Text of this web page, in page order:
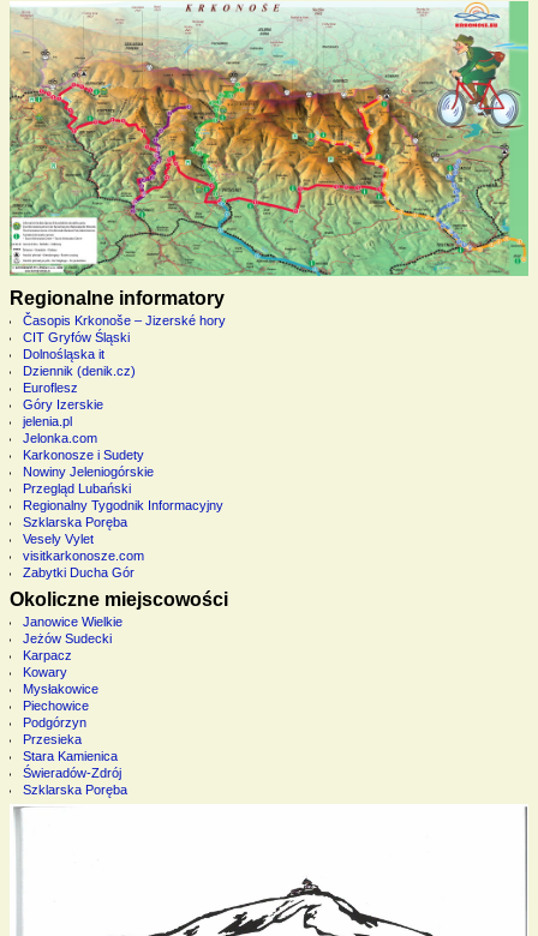
Regionalne informatory
Časopis Krkonoše – Jizerské hory
CIT Gryfów Śląski
Dolnośląska it
Dziennik (denik.cz)
Euroflesz
Góry Izerskie
jelenia.pl
Jelonka.com
Karkonosze i Sudety
Nowiny Jeleniogórskie
Przegląd Lubański
Regionalny Tygodnik Informacyjny
Szklarska Poręba
Vesely Vylet
visitkarkonosze.com
Zabytki Ducha Gór
Okoliczne miejscowości
Janowice Wielkie
Jeżów Sudecki
Karpacz
Kowary
Mysłakowice
Piechowice
Podgórzyn
Przesieka
Stara Kamienica
Świeradów-Zdrój
Szklarska Poręba